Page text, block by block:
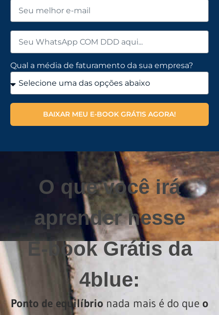
Qual a média de faturamento da sua empresa?
BAIXAR MEU E-BOOK GRÁTIS AGORA!
O que você irá
aprender nesse
E-book Grátis da
4blue:
Ponto de equilíbrio nada mais é do que o